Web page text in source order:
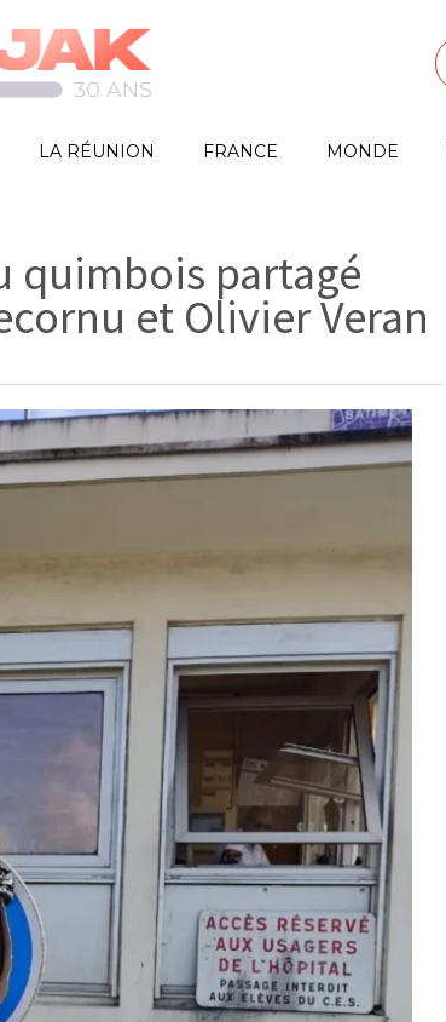
LA RÉUNION FRANCE MONDE
quimbois partagé
et Olivier Veran